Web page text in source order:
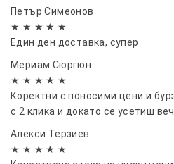
Петър Симеонов
★ ★ ★ ★ ★
Един ден доставка, супер
Мериам Сюргюн
★ ★ ★ ★ ★
Коректни с поносими цени и
с 2 клика и докато се усетиш
Алекси Терзиев
★ ★ ★ ★ ★